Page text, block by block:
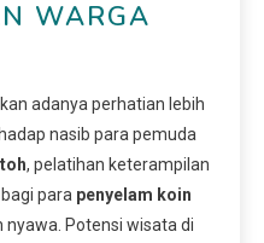
WARGA
adanya perhatian lebih
nasib para pemuda
, pelatihan keterampilan
para penyelam koin
Potensi wisata di